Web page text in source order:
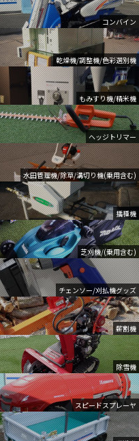
コンバイン
乾燥機/調整機/色彩選別機
もみすり機/精米機
ヘッジトリマー
水田管理機/除草/溝切り機(乗用含む)
播種機
芝刈機/(乗用含む)
チェンソー/刈払機グッズ
薪割機
除雪機
スピードスプレーヤ